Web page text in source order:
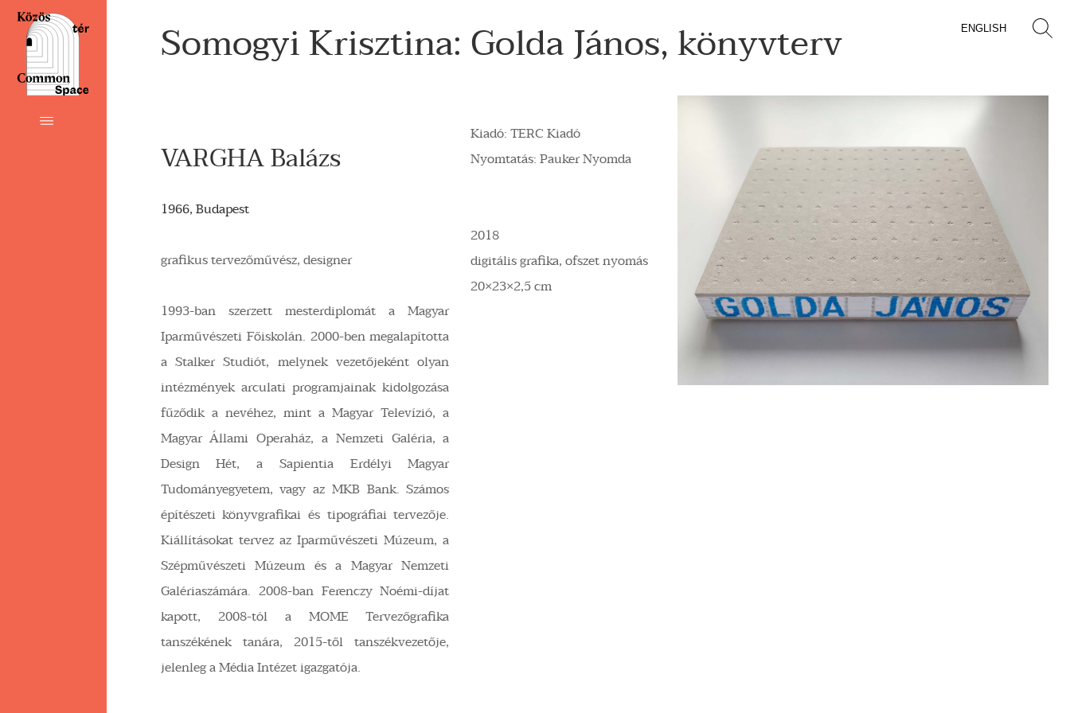
ENGLISH
Somogyi Krisztina: Golda János, könyvterv
VARGHA Balázs
1966, Budapest
grafikus tervezőművész, designer
1993-ban szerzett mesterdiplomát a Magyar
Iparművészeti Főiskolán. 2000-ben megalapította
a Stalker Studiót, melynek vezetőjeként olyan
intézmények arculati programjainak kidolgozása
fűződik a nevéhez, mint a Magyar Televízió, a
Magyar Állami Operaház, a Nemzeti Galéria, a
Design Hét, a Sapientia Erdélyi Magyar
Tudományegyetem, vagy az MKB Bank. Számos
építészeti könyvgrafikai és tipográfiai tervezője.
Kiállításokat tervez az Iparművészeti Múzeum, a
Szépművészeti Múzeum és a Magyar Nemzeti
Galériaszámára. 2008-ban Ferenczy Noémi-díjat
kapott, 2008-tól a MOME Tervezőgrafika
tanszékének tanára, 2015-től tanszékvezetője,
jelenleg a Média Intézet igazgatója.
Kiadó: TERC Kiadó
Nyomtatás: Pauker Nyomda
2018
digitális grafika, ofszet nyomás
20×23×2,5 cm